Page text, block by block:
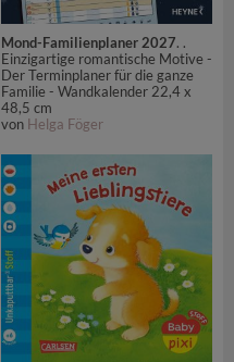
Mond-Familienplaner 2027. .
Einzigartige romantische Motive -
Der Terminplaner für die ganze
Familie - Wandkalender 22,4 x
48,5 cm
von Helga Föger